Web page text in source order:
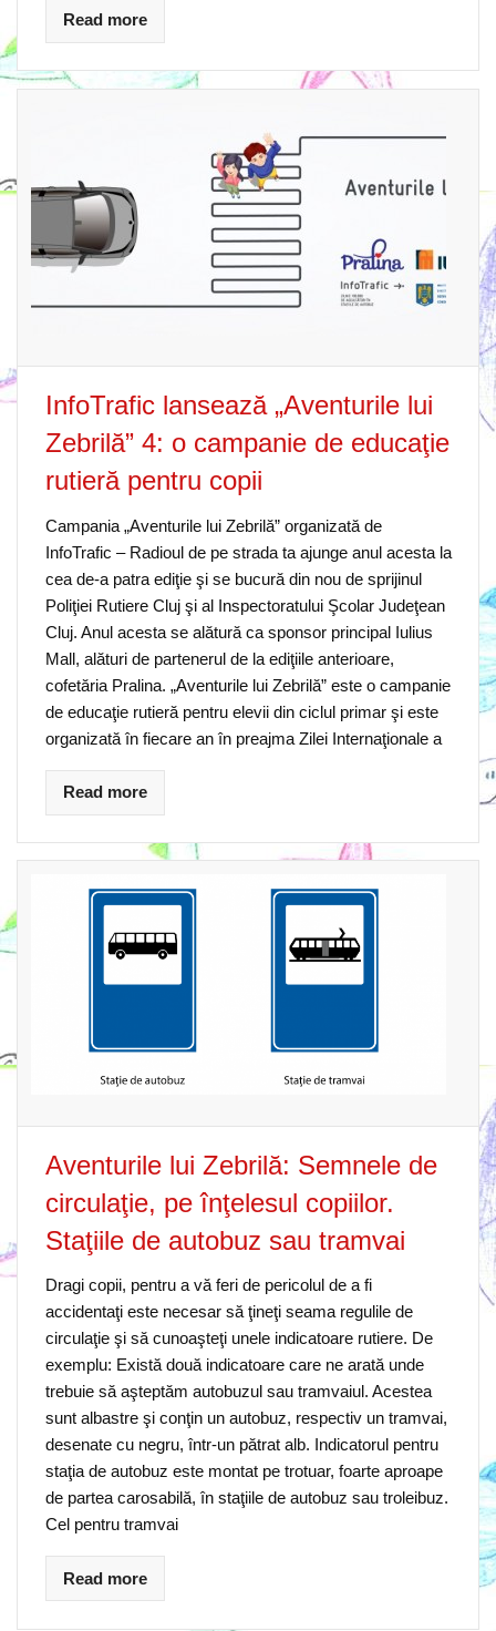
Read more
InfoTrafic lansează „Aventurile lui
Zebrilă” 4: o campanie de educaţie
rutieră pentru copii
Campania „Aventurile lui Zebrilă” organizată de
InfoTrafic – Radioul de pe strada ta ajunge anul acesta la
cea de-a patra ediţie şi se bucură din nou de sprijinul
Poliţiei Rutiere Cluj şi al Inspectoratului Şcolar Judeţean
Cluj. Anul acesta se alătură ca sponsor principal Iulius
Mall, alături de partenerul de la ediţiile anterioare,
cofetăria Pralina. „Aventurile lui Zebrilă” este o campanie
de educaţie rutieră pentru elevii din ciclul primar şi este
organizată în fiecare an în preajma Zilei Internaţionale a
Read more
Aventurile lui Zebrilă: Semnele de
circulaţie, pe înţelesul copiilor.
Staţiile de autobuz sau tramvai
Dragi copii, pentru a vă feri de pericolul de a fi
accidentaţi este necesar să ţineţi seama regulile de
circulaţie şi să cunoaşteţi unele indicatoare rutiere. De
exemplu: Există două indicatoare care ne arată unde
trebuie să aşteptăm autobuzul sau tramvaiul. Acestea
sunt albastre şi conţin un autobuz, respectiv un tramvai,
desenate cu negru, într-un pătrat alb. Indicatorul pentru
staţia de autobuz este montat pe trotuar, foarte aproape
de partea carosabilă, în staţiile de autobuz sau troleibuz.
Cel pentru tramvai
Read more